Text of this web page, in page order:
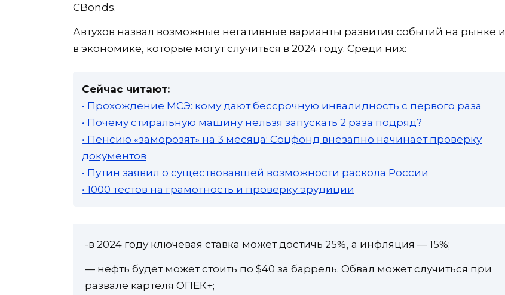
CBonds.
Автухов назвал возможные негативные варианты развития событий на рынке и
в экономике, которые могут случиться в 2024 году. Среди них:
Сейчас читают:
• Прохождение МСЭ: кому дают бессрочную инвалидность с первого раза
• Почему стиральную машину нельзя запускать 2 раза подряд?
• Пенсию «заморозят» на 3 месяца: Соцфонд внезапно начинает проверку
документов
• Путин заявил о существовавшей возможности раскола России
• 1000 тестов на грамотность и проверку эрудиции
-в 2024 году ключевая ставка может достичь 25%, а инфляция — 15%;
— нефть будет может стоить по $40 за баррель. Обвал может случиться при
развале картеля ОПЕК+;